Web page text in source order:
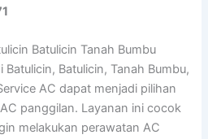
Batulicin Tanah Bumbu
Batulicin, Tanah Bumbu,
AC dapat menjadi pilihan
panggilan. Layanan ini cocok
melakukan perawatan AC